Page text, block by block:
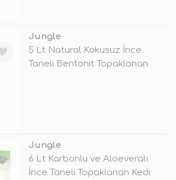
Jungle
5 Lt Natural Kokusuz İnce
Taneli Bentonit Topaklanan
Jungle
6 Lt Karbonlu ve Aloeveralı
İnce Taneli Topaklanan Kedi